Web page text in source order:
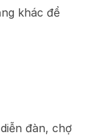
khác để
đàn, chợ